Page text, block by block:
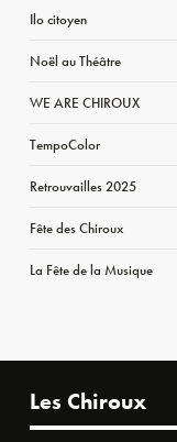
Ilo citoyen
Noël au Théâtre
WE ARE CHIROUX
TempoColor
Retrouvailles 2025
Fête des Chiroux
La Fête de la Musique
Les Chiroux